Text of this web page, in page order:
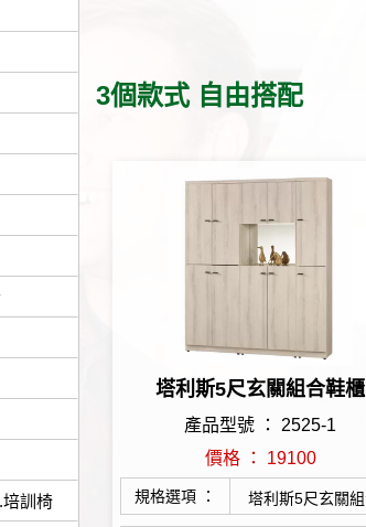
訓椅
3個款式 自由搭配
塔利斯5尺玄關組合鞋櫃
產品型號 ： 2525-1
價格 ： 19100
規格選項 ：